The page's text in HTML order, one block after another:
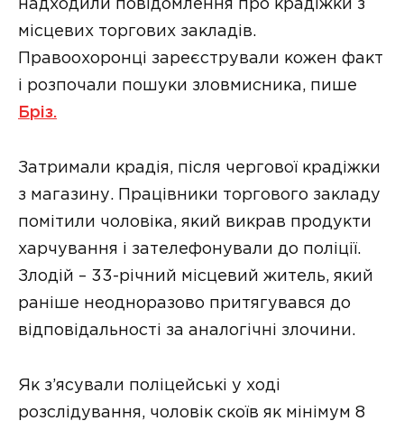
надходили повідомлення про крадіжки з
місцевих торгових закладів.
Правоохоронці зареєстрували кожен факт
і розпочали пошуки зловмисника, пише
Бріз.
Затримали крадія, після чергової крадіжки
з магазину. Працівники торгового закладу
помітили чоловіка, який викрав продукти
харчування і зателефонували до поліції.
Злодій – 33-річний місцевий житель, який
раніше неодноразово притягувався до
відповідальності за аналогічні злочини.
Як з’ясували поліцейські у ході
розслідування, чоловік скоїв як мінімум 8